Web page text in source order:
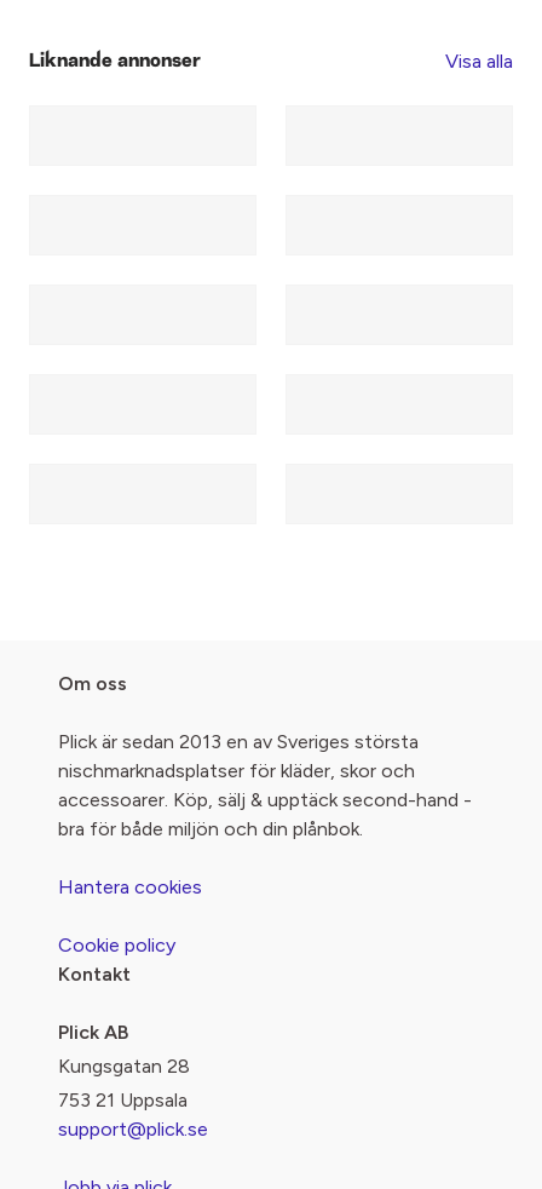
Liknande annonser Visa alla
Om oss
Plick är sedan 2013 en av Sveriges största
nischmarknadsplatser för kläder, skor och
accessoarer. Köp, sälj & upptäck second-hand -
bra för både miljön och din plånbok.
Hantera cookies
Cookie policy
Kontakt
Plick AB
Kungsgatan 28
753 21 Uppsala
support@plick.se